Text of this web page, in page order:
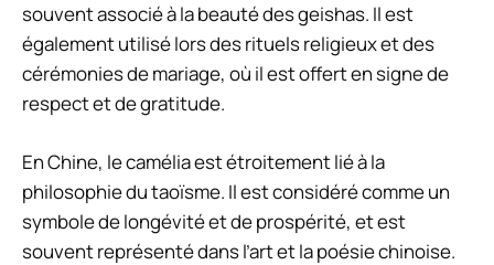
souvent associé à la beauté des geishas. Il est
également utilisé lors des rituels religieux et des
cérémonies de mariage, où il est offert en signe de
respect et de gratitude.
En Chine, le camélia est étroitement lié à la
philosophie du taoïsme. Il est considéré comme un
symbole de longévité et de prospérité, et est
souvent représenté dans l’art et la poésie chinoise.